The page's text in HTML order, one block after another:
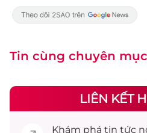
Tin cùng chuyên mục
LIÊN KẾT
Khám phá tin tức